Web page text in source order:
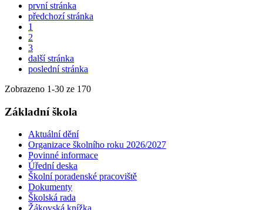
první stránka
předchozí stránka
1
2
3
další stránka
poslední stránka
Zobrazeno 1-30 ze 170
Základní škola
Aktuální dění
Organizace školního roku 2026/2027
Povinné informace
Úřední deska
Školní poradenské pracoviště
Dokumenty
Školská rada